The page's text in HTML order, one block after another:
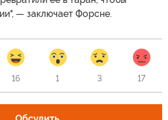
— заключает Форсне.
16 1 3 17